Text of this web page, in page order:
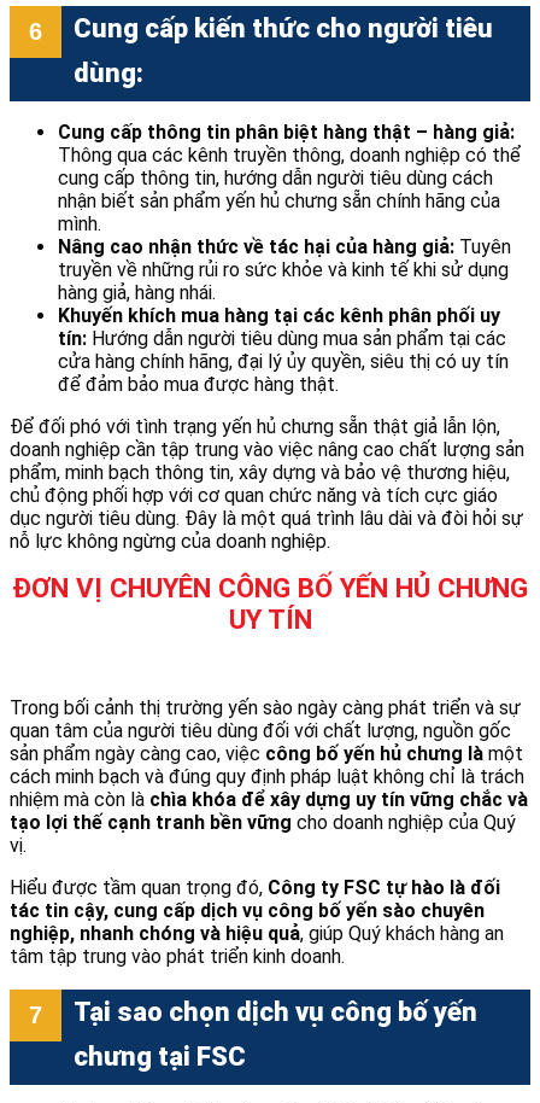
Cung cấp kiến thức cho người tiêu
dùng:
Cung cấp thông tin phân biệt hàng thật – hàng giả:
Thông qua các kênh truyền thông, doanh nghiệp có thể
cung cấp thông tin, hướng dẫn người tiêu dùng cách
nhận biết sản phẩm yến hủ chưng sẵn chính hãng của
mình.
Nâng cao nhận thức về tác hại của hàng giả: Tuyên
truyền về những rủi ro sức khỏe và kinh tế khi sử dụng
hàng giả, hàng nhái.
Khuyến khích mua hàng tại các kênh phân phối uy
tín: Hướng dẫn người tiêu dùng mua sản phẩm tại các
cửa hàng chính hãng, đại lý ủy quyền, siêu thị có uy tín
để đảm bảo mua được hàng thật.
Để đối phó với tình trạng yến hủ chưng sẵn thật giả lẫn lộn,
doanh nghiệp cần tập trung vào việc nâng cao chất lượng sản
phẩm, minh bạch thông tin, xây dựng và bảo vệ thương hiệu,
chủ động phối hợp với cơ quan chức năng và tích cực giáo
dục người tiêu dùng. Đây là một quá trình lâu dài và đòi hỏi sự
nỗ lực không ngừng của doanh nghiệp.
ĐƠN VỊ CHUYÊN CÔNG BỐ YẾN HỦ CHƯNG
UY TÍN
Trong bối cảnh thị trường yến sào ngày càng phát triển và sự
quan tâm của người tiêu dùng đối với chất lượng, nguồn gốc
sản phẩm ngày càng cao, việc công bố yến hủ chưng là một
cách minh bạch và đúng quy định pháp luật không chỉ là trách
nhiệm mà còn là chìa khóa để xây dựng uy tín vững chắc và
tạo lợi thế cạnh tranh bền vững cho doanh nghiệp của Quý
vị.
Hiểu được tầm quan trọng đó, Công ty FSC tự hào là đối
tác tin cậy, cung cấp dịch vụ công bố yến sào chuyên
nghiệp, nhanh chóng và hiệu quả, giúp Quý khách hàng an
tâm tập trung vào phát triển kinh doanh.
Tại sao chọn dịch vụ công bố yến
chưng tại FSC